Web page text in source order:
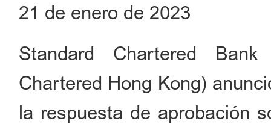
21 de enero de 2023
Standard Chartered
Chartered Hong Kong)
la respuesta de aprobación